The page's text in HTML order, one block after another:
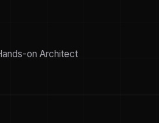
on Architect